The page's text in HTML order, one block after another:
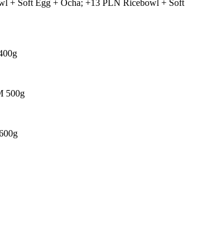
+ Soft Egg + Ocha; +13 PLN Ricebowl + Soft
500g